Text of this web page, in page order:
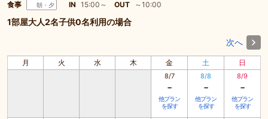
食事 朝・夕 IN 15:00～ OUT ～10:00
1部屋大人2名子供0名利用の場合
次へ
月 火 水 木 金 土 日
8/7
-
他プラン
を探す
8/8
-
他プラン
を探す
8/9
-
他プラン
を探す